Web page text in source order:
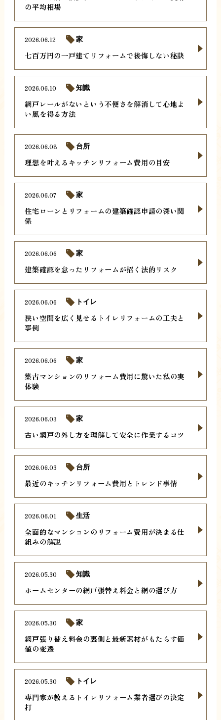
の平均相場
七百万円の一戸建てリフォームで後悔しない秘訣
2026.06.12 家
網戸レールがないという不便さを解消して心地よ
い風を得る方法
2026.06.10 知識
理想を叶えるキッチンリフォーム費用の目安
2026.06.08 台所
住宅ローンとリフォームの建築確認申請の深い関
係
2026.06.07 家
建築確認を怠ったリフォームが招く法的リスク
2026.06.06 家
狭い空間を広く見せるトイレリフォームの工夫と
事例
2026.06.06 トイレ
築古マンションのリフォーム費用に驚いた私の実
体験
2026.06.06 家
古い網戸の外し方を理解して安全に作業するコツ
2026.06.03 家
最近のキッチンリフォーム費用とトレンド事情
2026.06.03 台所
全面的なマンションのリフォーム費用が決まる仕
組みの解説
2026.06.01 生活
ホームセンターの網戸張替え料金と網の選び方
2026.05.30 知識
網戸張り替え料金の裏側と最新素材がもたらす価
値の変遷
2026.05.30 家
専門家が教えるトイレリフォーム業者選びの決定
打
2026.05.30 トイレ